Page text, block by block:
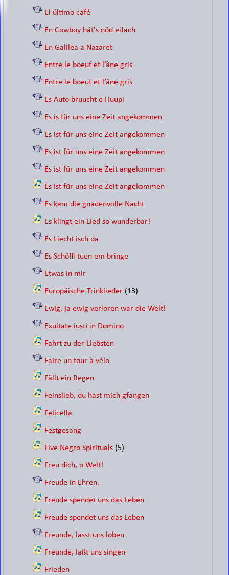
El último café
En Cowboy hät's nöd eifach
En Galilea a Nazaret
Entre le boeuf et l’âne gris
Entre le boeuf et l’âne gris
Es Auto bruucht e Huupi
Es is für uns eine Zeit angekommen
Es ist für uns eine Zeit angekommen
Es ist für uns eine Zeit angekommen
Es ist für uns eine Zeit angekommen
Es ist für uns eine Zeit angekommen
Es kam die gnadenvolle Nacht
Es klingt ein Lied so wunderbar!
Es Liecht isch da
Es Schöfli tuen em bringe
Etwas in mir
Europäische Trinklieder (13)
Ewig, ja ewig verloren war die Welt!
Exultate iusti in Domino
Fahrt zu der Liebsten
Faire un tour à vélo
Fällt ein Regen
Feinslieb, du hast mich gfangen
Felicella
Festgesang
Five Negro Spirituals (5)
Freu dich, o Welt!
Freude in Ehren.
Freude spendet uns das Leben
Freude spendet uns das Leben
Freunde, lasst uns loben
Freunde, laßt uns singen
Frieden